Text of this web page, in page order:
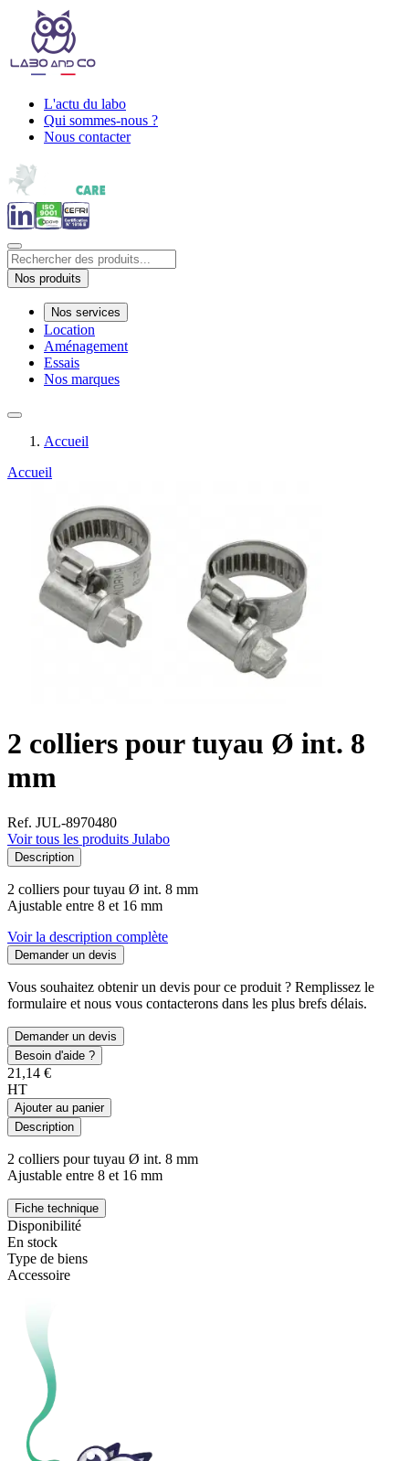
L'actu du labo
Qui sommes-nous ?
Nous contacter
Nos produits
Nos services
Location
Aménagement
Essais
Nos marques
Accueil
Accueil
2 colliers pour tuyau Ø int. 8
mm
Ref. JUL-8970480
Voir tous les produits Julabo
Description
2 colliers pour tuyau Ø int. 8 mm
Ajustable entre 8 et 16 mm
Voir la description complète
Demander un devis
Vous souhaitez obtenir un devis pour ce produit ? Remplissez le
formulaire et nous vous contacterons dans les plus brefs délais.
Demander un devis
Besoin d'aide ?
21,14 €
HT
Ajouter au panier
Description
2 colliers pour tuyau Ø int. 8 mm
Ajustable entre 8 et 16 mm
Fiche technique
Disponibilité
En stock
Type de biens
Accessoire